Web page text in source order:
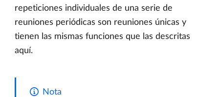
repeticiones individuales de una serie de
reuniones periódicas son reuniones únicas y
tienen las mismas funciones que las descritas
aquí.
Nota